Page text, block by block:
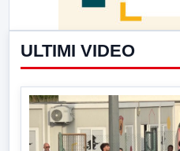
ULTIMI VIDEO